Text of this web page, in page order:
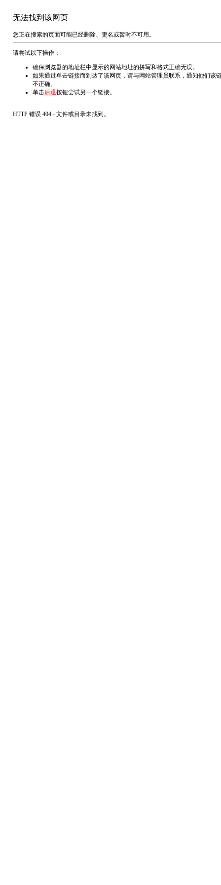
无法找到该网页
您正在搜索的页面可能已经删除、更名或暂时不可用。
请尝试以下操作：
确保浏览器的地址栏中显示的网站地址的拼写和格式正确无误。
如果通过单击链接而到达了该网页，请与网站管理员联系，通知他们该
不正确。
单击后退按钮尝试另一个链接。
HTTP 错误 404 - 文件或目录未找到。